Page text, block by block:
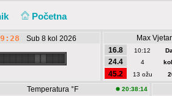
Početna
Sub 8 kol 2026
Max
16.8
10:12
24.4
4
45.2
13 ožu
Temperatura °F 20:38:14